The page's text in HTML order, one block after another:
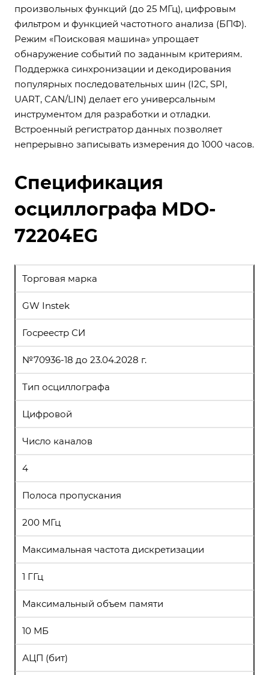
произвольных функций (до 25 МГц), цифровым
фильтром и функцией частотного анализа (БПФ).
Режим «Поисковая машина» упрощает
обнаружение событий по заданным критериям.
Поддержка синхронизации и декодирования
популярных последовательных шин (I2C, SPI,
UART, CAN/LIN) делает его универсальным
инструментом для разработки и отладки.
Встроенный регистратор данных позволяет
непрерывно записывать измерения до 1000 часов.
Спецификация
осциллографа MDO-
72204EG
Торговая марка
GW Instek
Госреестр СИ
№70936-18 до 23.04.2028 г.
Тип осциллографа
Цифровой
Число каналов
4
Полоса пропускания
200 МГц
Максимальная частота дискретизации
1 ГГц
Максимальный объем памяти
10 МБ
АЦП (бит)